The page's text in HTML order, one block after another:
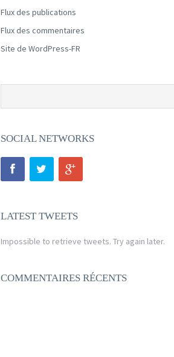
Flux des publications
Flux des commentaires
Site de WordPress-FR
SOCIAL NETWORKS
LATEST TWEETS
Impossible to retrieve tweets. Try again later.
COMMENTAIRES RÉCENTS